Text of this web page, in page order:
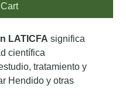
LATICFA significa
científica
tratamiento y
Hendido y otras